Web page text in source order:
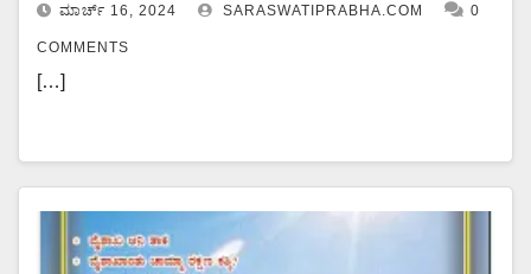
ಮಾರ್ಚ್ 16, 2024 SARASWATIPRABHA.COM 0
COMMENTS
[…]